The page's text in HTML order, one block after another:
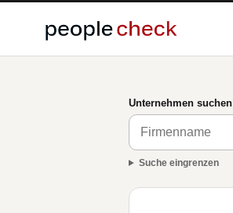
Unternehmen suchen
Suche eingrenzen